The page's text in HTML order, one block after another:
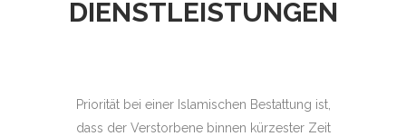
DIENSTLEISTUNGEN
Priorität bei einer Islamischen Bestattung ist,
dass der Verstorbene binnen kürzester Zeit